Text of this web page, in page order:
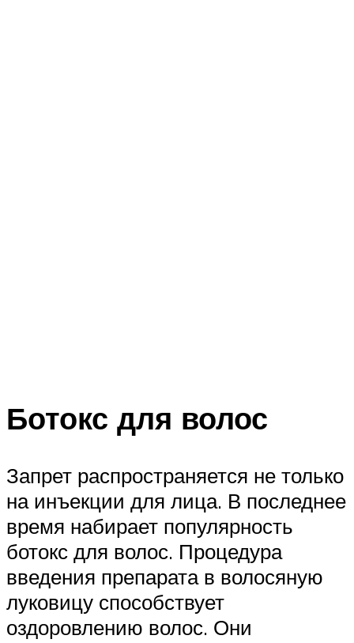
Ботокс для волос
Запрет распространяется не только
на инъекции для лица. В последнее
время набирает популярность
ботокс для волос. Процедура
введения препарата в волосяную
луковицу способствует
оздоровлению волос. Они